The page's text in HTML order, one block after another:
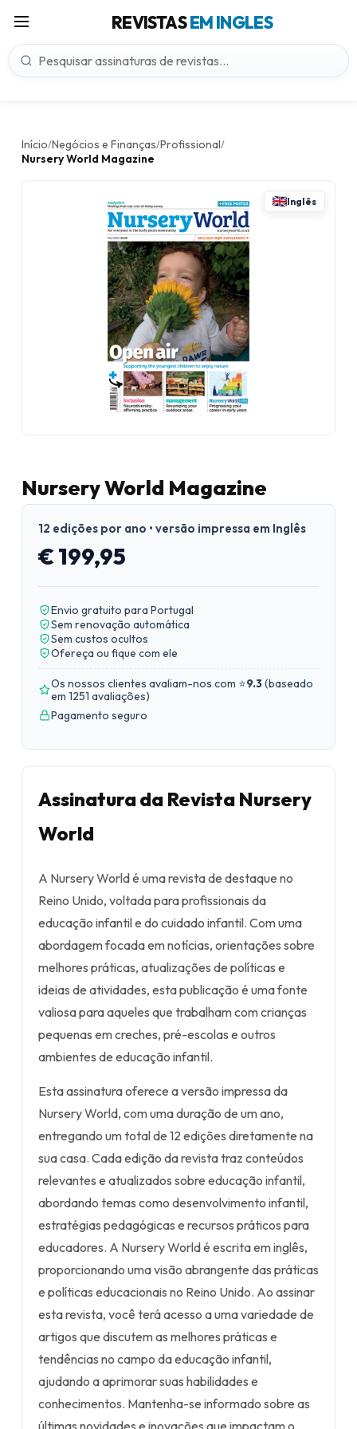
REVISTASEM INGLES
Início/Negócios e Finanças/Profissional/
Nursery World Magazine
Inglês
Nursery World Magazine
12 edições por ano • versão impressa em Inglês
€ 199,95
Envio gratuito para Portugal
Sem renovação automática
Sem custos ocultos
Ofereça ou fique com ele
Os nossos clientes avaliam-nos com ⭐9.3(baseado
em 1251 avaliações)
Pagamento seguro
Assinatura da Revista Nursery
World
A Nursery World é uma revista de destaque no
Reino Unido, voltada para profissionais da
educação infantil e do cuidado infantil. Com uma
abordagem focada em notícias, orientações sobre
melhores práticas, atualizações de políticas e
ideias de atividades, esta publicação é uma fonte
valiosa para aqueles que trabalham com crianças
pequenas em creches, pré-escolas e outros
ambientes de educação infantil.
Esta assinatura oferece a versão impressa da
Nursery World, com uma duração de um ano,
entregando um total de 12 edições diretamente na
sua casa. Cada edição da revista traz conteúdos
relevantes e atualizados sobre educação infantil,
abordando temas como desenvolvimento infantil,
estratégias pedagógicas e recursos práticos para
educadores. A Nursery World é escrita em inglês,
proporcionando uma visão abrangente das práticas
e políticas educacionais no Reino Unido. Ao assinar
esta revista, você terá acesso a uma variedade de
artigos que discutem as melhores práticas e
tendências no campo da educação infantil,
ajudando a aprimorar suas habilidades e
conhecimentos. Mantenha-se informado sobre as
últimas novidades e inovações que impactam o